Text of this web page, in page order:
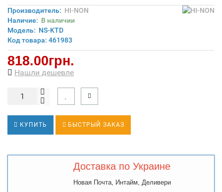
Производитель: HI-NON
Наличие: В наличии
Модель: NS-KTD
Код товара: 461983
818.00грн.
Нашли дешевле
КУПИТЬ БЫСТРЫЙ ЗАКАЗ
Доставка по Украине
Новая Почта, Интайм, Деливери